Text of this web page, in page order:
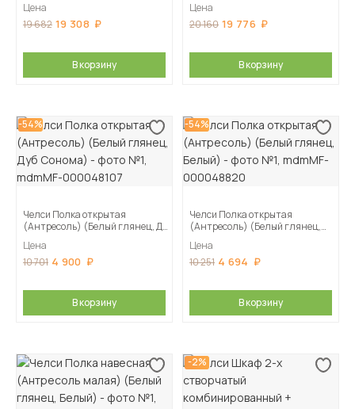
Цена
19 682 19 308
В корзину
Цена
20 160 19 776
В корзину
-54%
Челси Полка открытая
(Антресоль) (Белый глянец, Дуб
Цена
10 701 4 900
В корзину
-54%
Челси Полка открытая
(Антресоль) (Белый глянец,
Цена
10 251 4 694
В корзину
-2%